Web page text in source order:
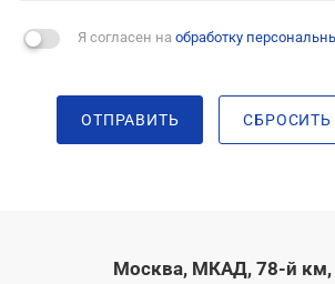
Я согласен на обработку
ОТПРАВИТЬ СБРОСИТЬ
Москва, МКАД, 78-й км,